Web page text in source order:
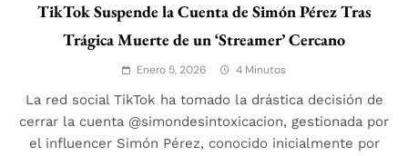
TikTok Suspende la Cuenta de Simón Pérez Tras
Trágica Muerte de un ‘Streamer’ Cercano
Enero 5, 2026 4 Minutos
La red social TikTok ha tomado la drástica decisión de
cerrar la cuenta @simondesintoxicacion, gestionada por
el influencer Simón Pérez, conocido inicialmente por